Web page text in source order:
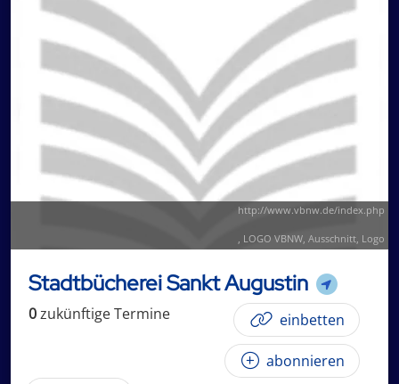
http://www.vbnw.de/index.php
, LOGO VBNW, Ausschnitt, Logo
Stadtbücherei Sankt Augustin
0zukünftigeTermine einbetten
abonnieren